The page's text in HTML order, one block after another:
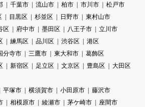
千葉市 流山市 柏市 市川市
松戸市
目黒区 杉並区 日野市
東村山市
区 府中市 墨田区 八王子市
立川市
練馬区 品川区 渋谷区
港区
分寺市 三鷹市 東大和市
葛飾区
新宿区 足立区 文京区 豊島区
大田区
平塚市 横須賀市 小田原市
藤沢市
相模原市 綾瀬市 茅ケ崎市
座間市